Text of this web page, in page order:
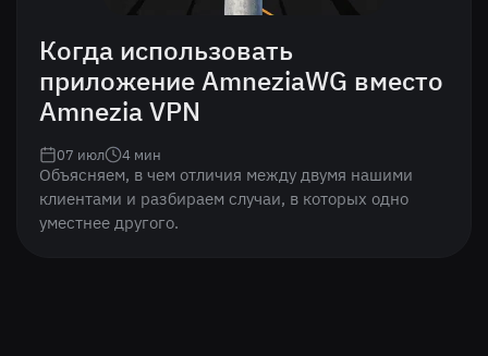
Когда использовать
приложение AmneziaWG вместо
Amnezia VPN
Объясняем, в чем отличия между двумя нашими
клиентами и разбираем случаи, в которых одно
уместнее другого.
07 июл 4 мин